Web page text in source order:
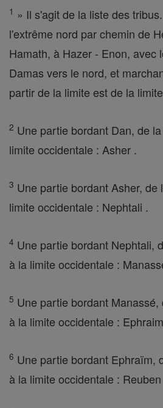
1 » Il s'agit de la liste des
l'extrême nord par chemin de
Hamath, à Hazer - Enon, avec
Damas vers le nord, et
partir de la limite est de la
2 Une partie bordant Dan, de
limite occidentale : Asher .
3 Une partie bordant Asher, de
limite occidentale : Nephtali .
4 Une partie bordant Nephtali,
à la limite occidentale :
5 Une partie bordant
à la limite occidentale :
6 Une partie bordant Ephraïm,
à la limite occidentale :